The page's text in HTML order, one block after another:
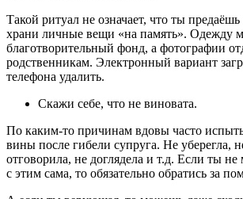
Такой ритуал не означает, что ты
храни личные вещи «на память». Одежду
благотворительный фонд, а фотографии
родственникам. Электронный вариант
телефона удалить.
Скажи себе, что не виновата.
По каким-то причинам вдовы часто
вины после гибели супруга. Не уберегла,
отговорила, не доглядела и т.д. Если ты
с этим сама, то обязательно обратись за